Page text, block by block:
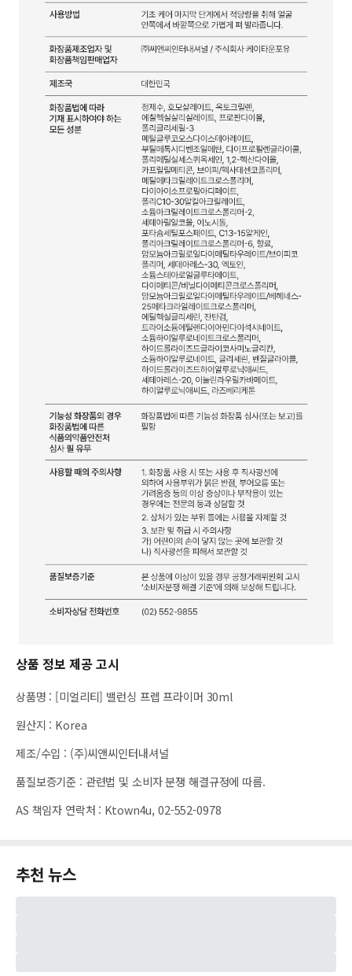
상품 정보 제공 고시
상품명 : [미얼리티] 밸런싱 프렙 프라이머 30ml
원산지 : Korea
제조/수입 : (주)씨앤씨인터내셔널
품질보증기준 : 관련법 및 소비자 분쟁 해결규정에 따름.
AS 책임자 연락처 : Ktown4u, 02-552-0978
추천 뉴스